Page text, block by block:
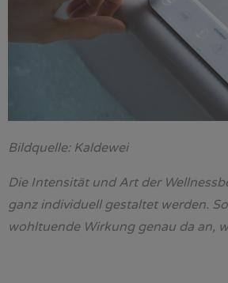
Bildquelle: Kaldewei
Die Intensität und Art der
ganz individuell gestaltet werden.
wohltuende Wirkung genau da an,